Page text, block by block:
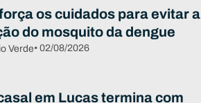
os cuidados para evitar a
do mosquito da dengue
Verde• 02/08/2026
em Lucas termina com